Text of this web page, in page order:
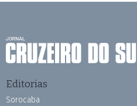
Editorias
Sorocaba